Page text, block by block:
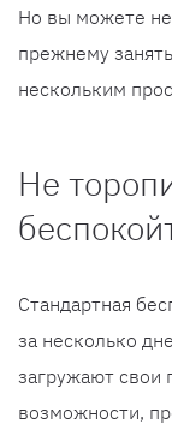
Но вы можете
прежнему
нескольким
Не
Стандартная
за несколько
загружают свои
возможности,